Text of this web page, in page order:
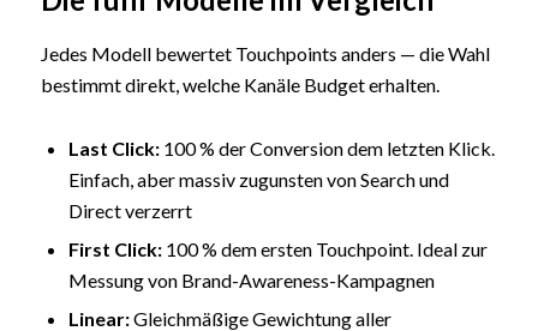
Jedes Modell bewertet Touchpoints anders — die Wahl
bestimmt direkt, welche Kanäle Budget erhalten.
Last Click:100 % der Conversion dem letzten Klick.
Einfach, aber massiv zugunsten von Search und
Direct verzerrt
First Click:100 % dem ersten Touchpoint. Ideal zur
Messung von Brand-Awareness-Kampagnen
Linear:Gleichmäßige Gewichtung aller